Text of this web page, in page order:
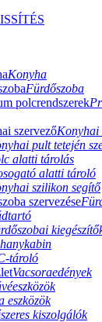
Konyha
Fürdőszoba
Konyhai
pult tetején
alatti tárolás
alatti tároló
szilikon segítő
tároló
Vacsoraedények
eszközök
kiszolgálók